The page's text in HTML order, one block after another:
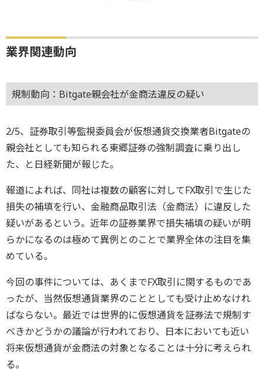
業界関連動向
規制動向：Bitgate親会社が金商法違反の疑い
2/5、証券取引等監視委員会が仮想通貨交換業者Bitgateの
親会社としても知られる東郷証券の強制調査に乗り出し
た、と日経新聞が報じた。
報道によれば、同社は複数の顧客に対してFX取引で生じた
損失の補填を行い、金融商品取引法（金商法）に違反した
疑いがあるという。近年の証券業界で損失補填の疑いが明
らかになるのは極めて異例とのことで業界全体の注目を集
めている。
今回の事件については、あくまでFX取引に関するものであ
ったが、当然仮想通貨業界のこととしても受け止めなけれ
ばならない。最近では世界的に仮想通貨を証券法で規制す
べきかどうかの議論が行われており、日本においても近い
将来仮想通貨が金商法の対象となることは十分に考えられ
る。